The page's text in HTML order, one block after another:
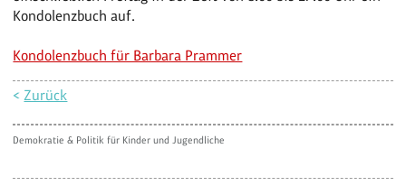
Kondolenzbuch auf.
Kondolenzbuch für Barbara Prammer
<Zurück
Demokratie & Politik für Kinder und Jugendliche